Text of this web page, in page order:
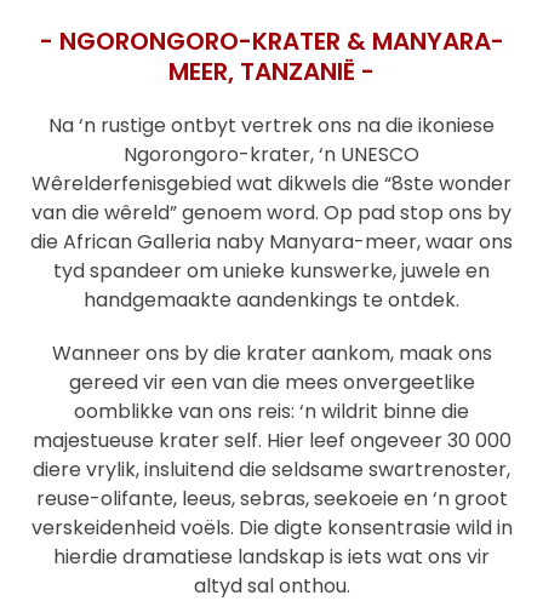
- NGORONGORO-KRATER & MANYARA-
MEER, TANZANIË -
Na ‘n rustige ontbyt vertrek ons na die ikoniese
Ngorongoro-krater, ‘n UNESCO
Wêrelderfenisgebied wat dikwels die “8ste wonder
van die wêreld” genoem word. Op pad stop ons by
die African Galleria naby Manyara-meer, waar ons
tyd spandeer om unieke kunswerke, juwele en
handgemaakte aandenkings te ontdek.
Wanneer ons by die krater aankom, maak ons
gereed vir een van die mees onvergeetlike
oomblikke van ons reis: ‘n wildrit binne die
majestueuse krater self. Hier leef ongeveer 30 000
diere vrylik, insluitend die seldsame swartrenoster,
reuse-olifante, leeus, sebras, seekoeie en ‘n groot
verskeidenheid voëls. Die digte konsentrasie wild in
hierdie dramatiese landskap is iets wat ons vir
altyd sal onthou.